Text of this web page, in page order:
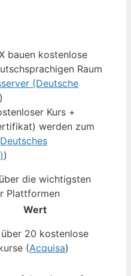
bauen kostenlose
Raum
(Deutsche
)
Kurs +
werden zum
)
die wichtigsten
Plattformen
Wert
20 kostenlose
(Acquisa)